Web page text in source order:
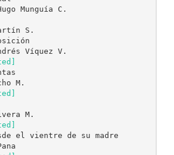
Munguía C.
S.
el vientre de su madre